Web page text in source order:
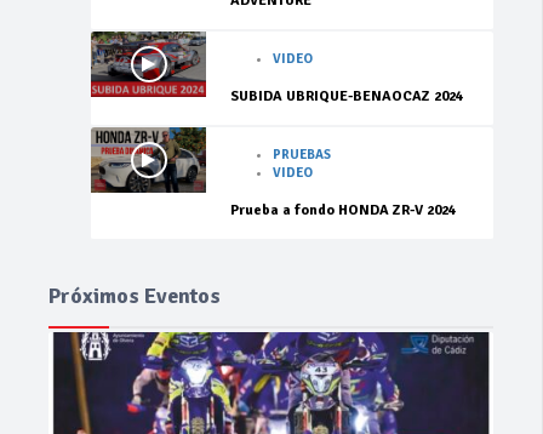
VIDEO
SUBIDA UBRIQUE-BENAOCAZ 2024
PRUEBAS
VIDEO
Prueba a fondo HONDA ZR-V 2024
Próximos Eventos